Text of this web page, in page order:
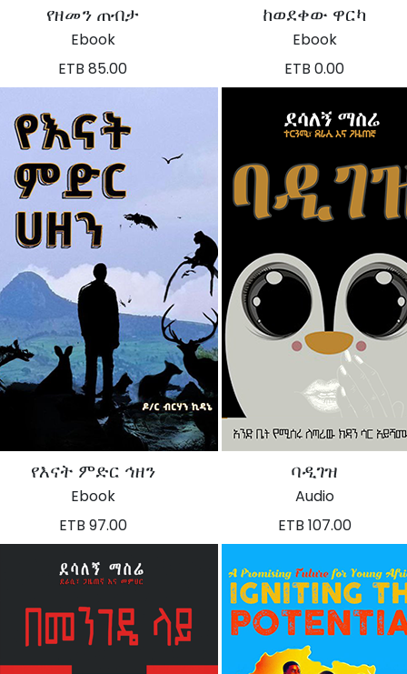
የዘመን ጠብታ
Ebook
ETB 85.00
ከወደቀው ዋርካ
Ebook
ETB 0.00
የእናት ምድር ኅዘን
Ebook
ETB 97.00
ባዲገዝ
Audio
ETB 107.00